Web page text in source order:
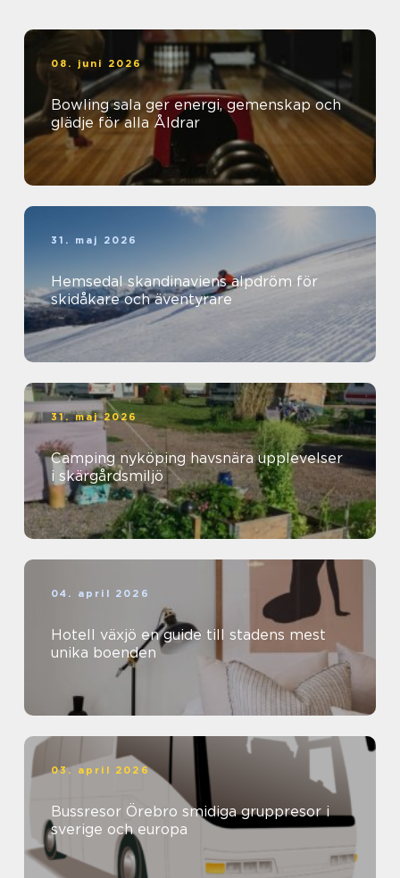
08. juni 2026
Bowling sala ger energi, gemenskap och
glädje för alla Åldrar
31. maj 2026
Hemsedal skandinaviens alpdröm för
skidåkare och äventyrare
31. maj 2026
Camping nyköping havsnära upplevelser
i skärgårdsmiljö
04. april 2026
Hotell växjö en guide till stadens mest
unika boenden
03. april 2026
Bussresor Örebro smidiga gruppresor i
sverige och europa